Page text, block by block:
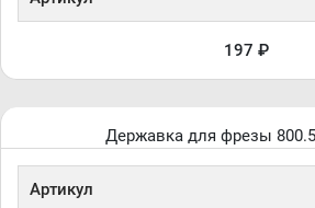
197 ₽
Державка для фрезы
Артикул